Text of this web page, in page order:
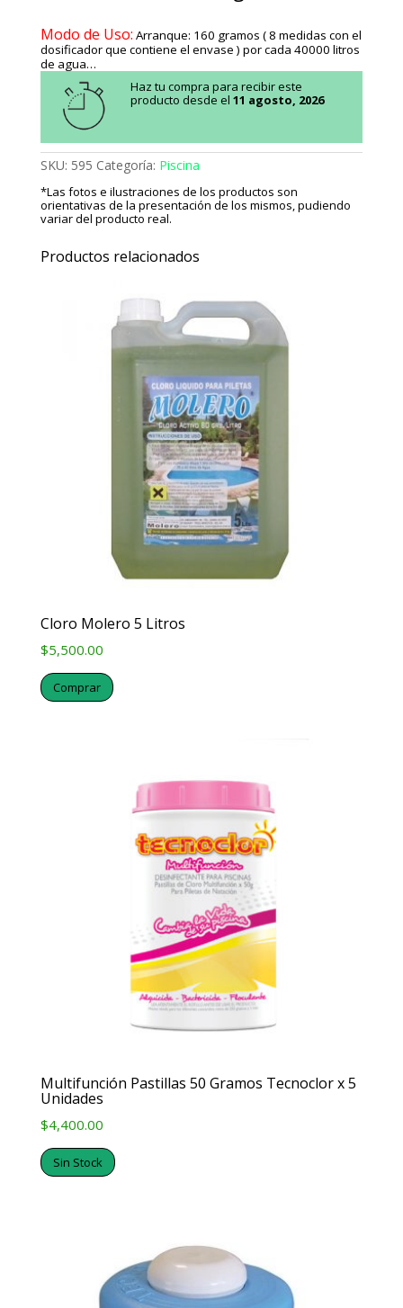
Modo de Uso: Arranque: 160 gramos ( 8 medidas con el
dosificador que contiene el envase ) por cada 40000 litros
de agua…
Haz tu compra para recibir este
producto desde el 11 agosto, 2026
SKU: 595 Categoría: Piscina
*Las fotos e ilustraciones de los productos son
orientativas de la presentación de los mismos, pudiendo
variar del producto real.
Productos relacionados
Cloro Molero 5 Litros
$5,500.00
Comprar
Multifunción Pastillas 50 Gramos Tecnoclor x 5
Unidades
$4,400.00
Sin Stock